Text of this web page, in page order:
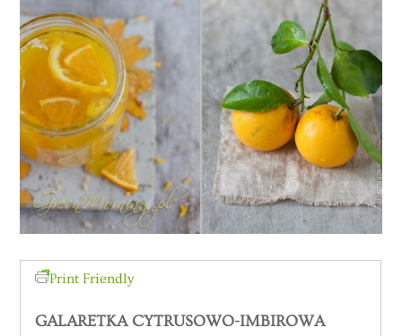
Print Friendly
GALARETKA CYTRUSOWO-IMBIROWA